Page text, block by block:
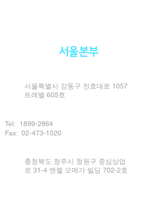
서울본부
서울특별시 강동구 천호대로 1057
트레벨 605호
Tel: 1899-2864
Fax: 02-473-1020
충청북도 청주시 청원구 중심상업
로 31-4 엔젤 오메가 빌딩 702-2호